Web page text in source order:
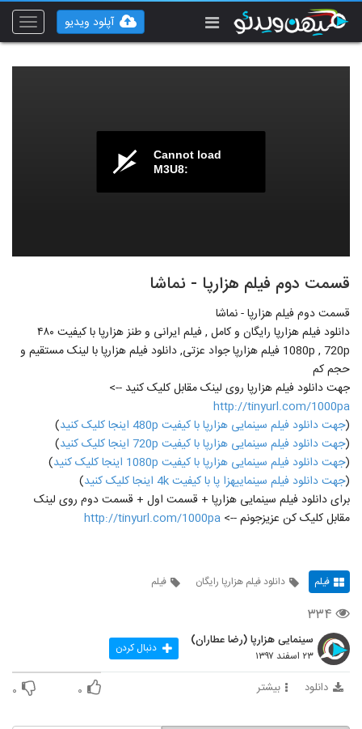
Toggle
آپلود ویدیو
Cannot load
M3U8:
قسمت دوم فیلم هزارپا - نماشا
قسمت دوم فیلم هزارپا - نماشا
دانلود فیلم هزارپا رایگان و کامل , فیلم ایرانی و طنز هزارپا با کیفیت ۴۸۰
1080p , 720p فیلم هزارپا جواد عزتی, دانلود فیلم هزارپا با لینک مستقیم و
حجم کم
جهت دانلود فیلم هزارپا روی لینک مقابل کلیک کنید -->
http://tinyurl.com/1000pa
(جهت دانلود فیلم سینمایی هزارپا با کیفیت 480p اینجا کلیک کنید
)
(جهت دانلود فیلم سینمایی هزارپا با کیفیت 720p اینجا کلیک کنید
)
(جهت دانلود فیلم سینمایی هزارپا با کیفیت 1080p اینجا کلیک کنید
)
(جهت دانلود فیلم سینماییهزا پا با کیفیت 4k اینجا کلیک کنید
)
برای دانلود فیلم سینمایی هزارپا + قسمت اول + قسمت دوم روی لینک
مقابل کلیک کن عزیزجونم --> http://tinyurl.com/1000pa
فیلم دانلود فیلم هزارپا رایگان فیلم
۳۳۴
سینمایی هزارپا (رضا عطاران)
۲۳ اسفند ۱۳۹۷ دنبال کردن
دانلود بیشتر ۰ ۰